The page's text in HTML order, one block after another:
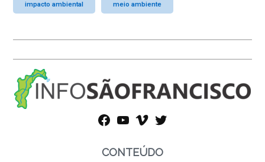
impacto ambiental meio ambiente
facebook
youtube
vimeotwitter
CONTEÚDO